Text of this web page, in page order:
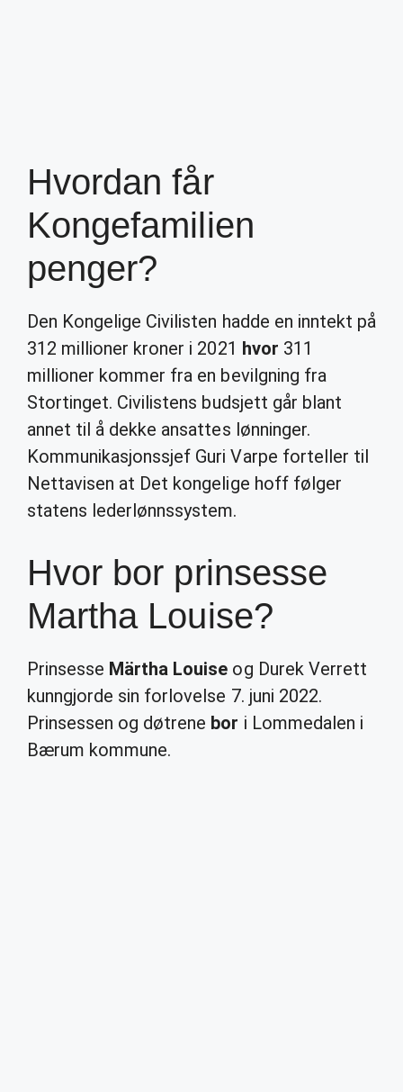
Hvordan får
Kongefamilien
penger?
Den Kongelige Civilisten hadde en inntekt på
312 millioner kroner i 2021 hvor 311
millioner kommer fra en bevilgning fra
Stortinget. Civilistens budsjett går blant
annet til å dekke ansattes lønninger.
Kommunikasjonssjef Guri Varpe forteller til
Nettavisen at Det kongelige hoff følger
statens lederlønnssystem.
Hvor bor prinsesse
Martha Louise?
Prinsesse Märtha Louise og Durek Verrett
kunngjorde sin forlovelse 7. juni 2022.
Prinsessen og døtrene bor i Lommedalen i
Bærum kommune.